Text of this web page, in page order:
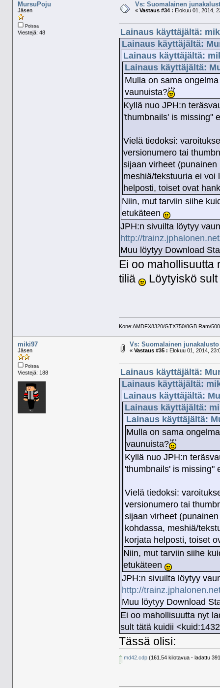
MursuPoju
Jäsen
Poissa
Viestejä: 48
Vs: Suomalainen
« Vastaus #34 : Elokuu 01, 2014,
Lainaus käyttäjältä:
Lainaus käyttäjältä:
Lainaus käyttäjältä:
Lainaus käyttäjältä:
Mulla on sama
vaunuista?
Kyllä nuo JPH:n
'thumbnails' is missing"
Vielä tiedoksi:
versionumero tai
sijaan virheet
meshiä/tekstuuria ei
helposti, toiset ovat
Niin, mut tarviin siihe
etukäteen
JPH:n sivuilta löytyy
http://
Muu löytyy Download
Ei oo mahollisuutta
tiliä
Löytyiskö
Kone:AMDFX8320/GTX750/8GB Ram/
miki97
Jäsen
Poissa
Viestejä: 188
Vs: Suomalainen
« Vastaus #35 : Elokuu 01, 2014,
Lainaus käyttäjältä:
Lainaus käyttäjältä:
Lainaus käyttäjältä:
Lainaus käyttäjältä:
Lainaus käyttäjältä:
Mulla on sama
vaunuista?
Kyllä nuo JPH:n
'thumbnails' is missing"
Vielä tiedoksi:
versionumero tai
sijaan virheet
kohdassa, meshiä/
korjata helposti, toiset
Niin, mut tarviin siihe
etukäteen
JPH:n sivuilta löytyy
http://
Muu löytyy Download
Ei oo mahollisuutta nyt
sult tätä kuidii
Tässä olisi:
md42.cdp (161.54 kilotavua - ladattu